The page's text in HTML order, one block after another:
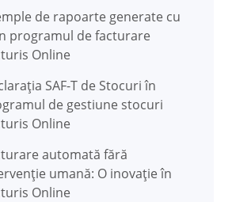
de rapoarte generate cu
programul de facturare
Online
SAF-T de Stocuri în
de gestiune stocuri
Online
automată fără
umană: O inovație în
Online